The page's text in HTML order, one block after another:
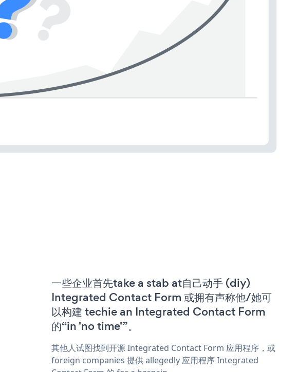
一些企业首先take a stab at自己动手 (diy)
Integrated Contact Form 或拥有声称他/她可
以构建 techie an Integrated Contact Form
的“in 'no time'”。
其他人试图找到开源 Integrated Contact Form 应用程序，或
foreign companies 提供 allegedly 应用程序 Integrated